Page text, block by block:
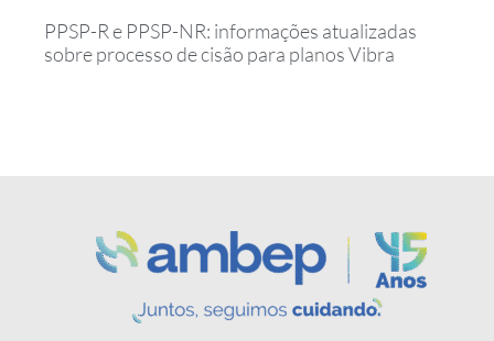
PPSP-R e PPSP-NR: informações atualizadas
sobre processo de cisão para planos Vibra